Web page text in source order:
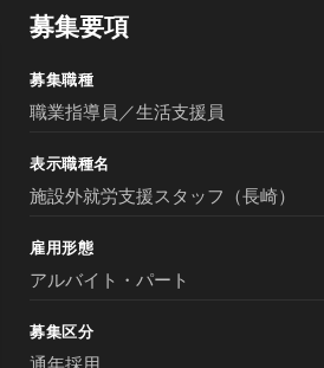
募集要項
募集職種
職業指導員／生活支援員
表示職種名
施設外就労支援スタッフ（長崎）
雇用形態
アルバイト・パート
募集区分